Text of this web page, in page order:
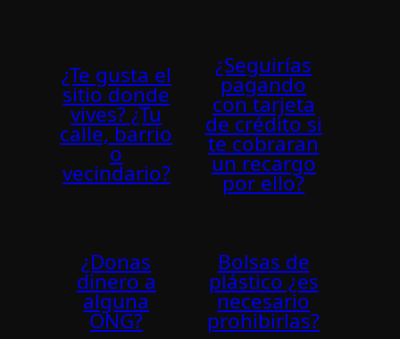
¿Te gusta el
sitio donde
vives? ¿Tu
calle, barrio
o
vecindario?
¿Seguirí­as
pagando
con tarjeta
de crédito si
te cobraran
un recargo
por ello?
¿Donas
dinero a
alguna
ONG?
Bolsas de
plástico ¿es
necesario
prohibirlas?